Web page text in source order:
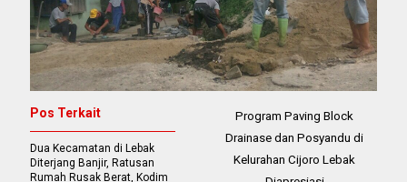
Program Paving Block
Drainase dan Posyandu di
Kelurahan Cijoro Lebak
Pos Terkait
Dua Kecamatan di Lebak
Diterjang Banjir, Ratusan
Rumah Rusak Berat, Kodim